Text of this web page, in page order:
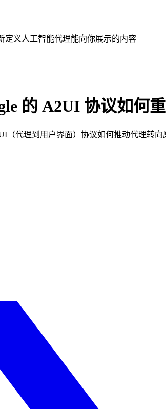
定义人工智能代理能向你展示的内容
的 A2UI 协议如何
代理到用户界面）协议如何推动代理转